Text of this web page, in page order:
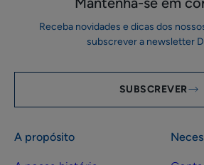
Receba novidades e dicas dos
subscrever a newsletter
SUBSCREVER
A propósito